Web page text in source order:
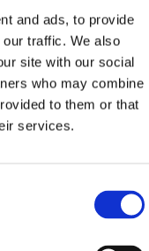
and ads, to provide
traffic. We also
site with our social
who may combine
to them or that
services.